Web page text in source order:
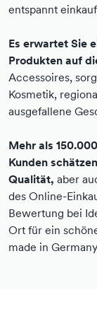
entspannt
Es erwartet Sie
Produkten auf
Accessoires,
Kosmetik,
ausgefallene
Mehr als
Kunden
Qualität, aber
des Online-
Bewertung bei
Ort für ein
made in